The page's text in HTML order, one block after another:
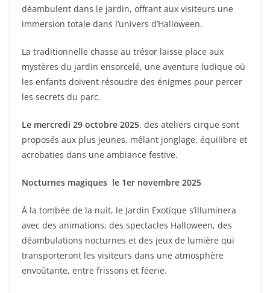
déambulent dans le jardin, offrant aux visiteurs une
immersion totale dans l’univers d’Halloween.
La traditionnelle chasse au trésor laisse place aux
mystères du jardin ensorcelé, une aventure ludique où
les enfants doivent résoudre des énigmes pour percer
les secrets du parc.
Le mercredi 29 octobre 2025, des ateliers cirque sont
proposés aux plus jeunes, mêlant jonglage, équilibre et
acrobaties dans une ambiance festive.
Nocturnes magiques le 1er novembre 2025
À la tombée de la nuit, le Jardin Exotique s’illuminera
avec des animations, des spectacles Halloween, des
déambulations nocturnes et des jeux de lumière qui
transporteront les visiteurs dans une atmosphère
envoûtante, entre frissons et féerie.